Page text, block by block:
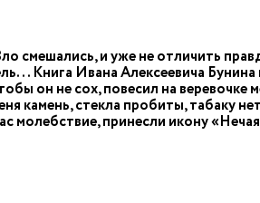
смешались, и уже не отличить
Книга Ивана Алексеевича Бунина
он не сох, повесил на веревочке
камень, стекла пробиты, табаку
молебствие, принесли икону